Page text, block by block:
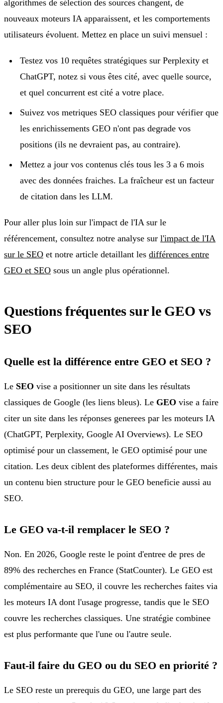
algorithmes de sélection des sources changent, de
nouveaux moteurs IA apparaissent, et les comportements
utilisateurs évoluent. Mettez en place un suivi mensuel :
Testez vos 10 requêtes stratégiques sur Perplexity et
ChatGPT, notez si vous êtes cité, avec quelle source,
et quel concurrent est cité a votre place.
Suivez vos metriques SEO classiques pour vérifier que
les enrichissements GEO n'ont pas degrade vos
positions (ils ne devraient pas, au contraire).
Mettez a jour vos contenus clés tous les 3 a 6 mois
avec des données fraiches. La fraîcheur est un facteur
de citation dans les LLM.
Pour aller plus loin sur l'impact de l'IA sur le
référencement, consultez notre analyse sur l'impact de l'IA
sur le SEO et notre article detaillant les différences entre
GEO et SEO sous un angle plus opérationnel.
Questions fréquentes sur le GEO vs
SEO
Quelle est la différence entre GEO et SEO ?
Le SEO vise a positionner un site dans les résultats
classiques de Google (les liens bleus). Le GEO vise a faire
citer un site dans les réponses generees par les moteurs IA
(ChatGPT, Perplexity, Google AI Overviews). Le SEO
optimisé pour un classement, le GEO optimisé pour une
citation. Les deux ciblent des plateformes différentes, mais
un contenu bien structure pour le GEO beneficie aussi au
SEO.
Le GEO va-t-il remplacer le SEO ?
Non. En 2026, Google reste le point d'entree de pres de
89% des recherches en France (StatCounter). Le GEO est
complémentaire au SEO, il couvre les recherches faites via
les moteurs IA dont l'usage progresse, tandis que le SEO
couvre les recherches classiques. Une stratégie combinee
est plus performante que l'une ou l'autre seule.
Faut-il faire du GEO ou du SEO en priorité ?
Le SEO reste un prerequis du GEO, une large part des